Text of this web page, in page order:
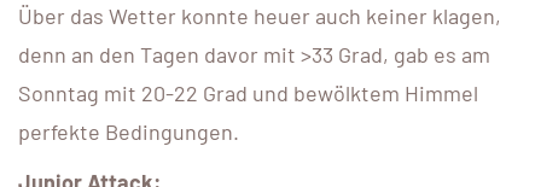
Über das Wetter konnte heuer auch keiner klagen,
denn an den Tagen davor mit >33 Grad, gab es am
Sonntag mit 20-22 Grad und bewölktem Himmel
perfekte Bedingungen.